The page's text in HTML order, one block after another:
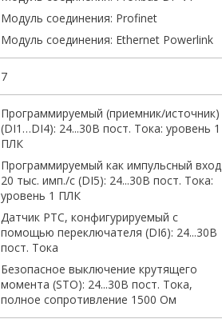
Модуль соединения: Profinet
Модуль соединения: Ethernet Powerlink
7
Программируемый (приемник/источник)
(DI1…DI4): 24...30В пост. Тока: уровень 1
ПЛК
Программируемый как импульсный вход
20 тыс. имп./с (DI5): 24...30В пост. Тока:
уровень 1 ПЛК
Датчик PTC, конфигурируемый с
помощью переключателя (DI6): 24...30В
пост. Тока
Безопасное выключение крутящего
момента (STO): 24...30В пост. Тока,
полное сопротивление 1500 Ом